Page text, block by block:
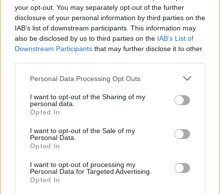
your opt-out. You may separately opt-out of the further
disclosure of your personal information by third parties on the
IAB’s list of downstream participants. This information may
also be disclosed by us to third parties on the IAB’s List of
Downstream Participants that may further disclose it to other
Personal Data Processing Opt Outs
I want to opt-out of the Sharing of my
personal data.
Opted In
I want to opt-out of the Sale of my
Personal Data.
Opted In
I want to opt-out of processing my
Personal Data for Targeted Advertising.
Opted In